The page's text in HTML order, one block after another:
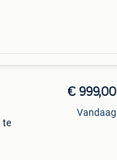
te
€ 999,00
Vandaag